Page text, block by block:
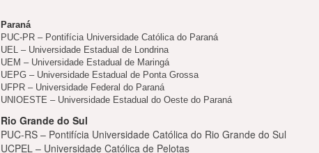
Paraná
PUC-PR – Pontifícia Universidade Católica do Paraná
UEL – Universidade Estadual de Londrina
UEM – Universidade Estadual de Maringá
UEPG – Universidade Estadual de Ponta Grossa
UFPR – Universidade Federal do Paraná
UNIOESTE – Universidade Estadual do Oeste do Paraná
Rio Grande do Sul
PUC-RS – Pontifícia Universidade Católica do Rio Grande do Sul
UCPEL – Universidade Católica de Pelotas